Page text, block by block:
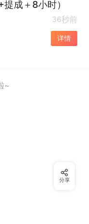
成＋8小时）
36秒前
详情
~
分享